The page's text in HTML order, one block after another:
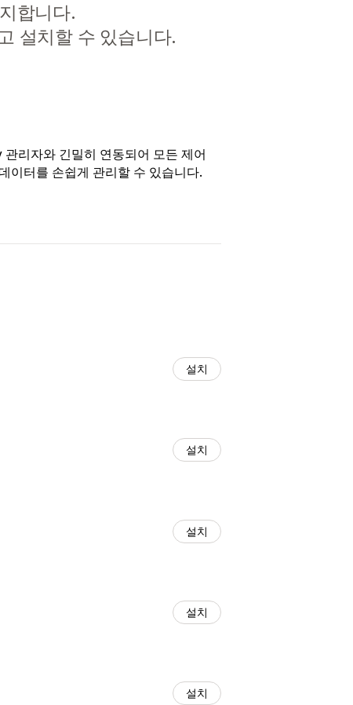
합니다.
설치할 수 있습니다.
리자와 긴밀히 연동되어 모든 제어
이터를 손쉽게 관리할 수 있습니다.
설치
설치
설치
설치
설치